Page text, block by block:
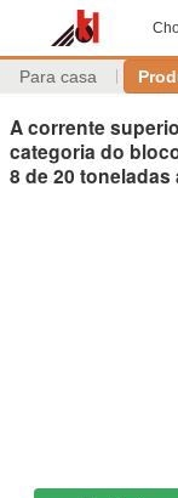
Para casa
A corrente
categoria do
8 de 20 toneladas